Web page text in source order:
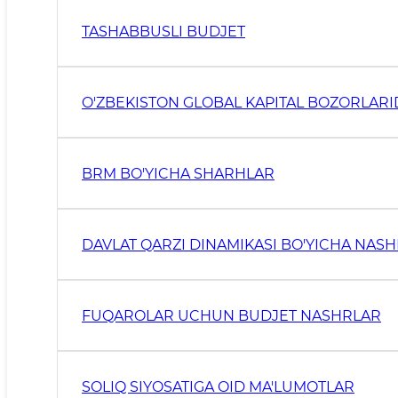
TASHABBUSLI BUDJET
O'ZBEKISTON GLOBAL KAPITAL
BRM BO'YICHA SHARHLAR
DAVLAT QARZI DINAMIKASI BO'YICHA
FUQAROLAR UCHUN BUDJET NASHRLAR
SOLIQ SIYOSATIGA OID MA'LUMOTLAR